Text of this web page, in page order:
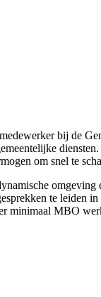
bij de
om snel te
te leiden
minimaal MBO